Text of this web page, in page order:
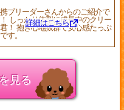
ブリーダーさんからのご紹介で
しっかり体型に成長中のクリー
！ 抱き心地抜群で安心感たっぷ
す。
詳細はこちら
見る